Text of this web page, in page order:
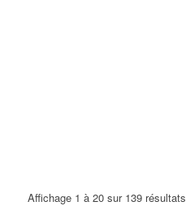
Affichage 1 à 20 sur 139 résultats